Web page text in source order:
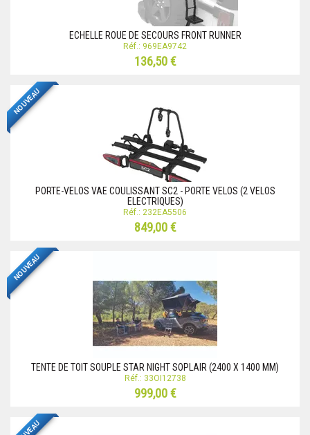
ECHELLE ROUE DE SECOURS FRONT RUNNER
Réf.: 969EA9742
136,50 €
NOUVEAU
PORTE-VELOS VAE COULISSANT SC2 - PORTE VELOS (2 VELOS
ELECTRIQUES)
Réf.: 232EA5506
849,00 €
NOUVEAU
TENTE DE TOIT SOUPLE STAR NIGHT SOPLAIR (2400 X 1400 MM)
Réf.: 33OI12738
999,00 €